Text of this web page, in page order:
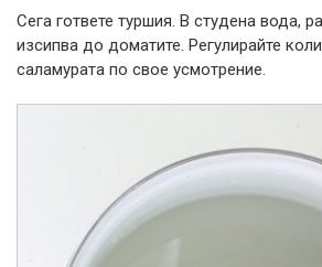
Сега гответе туршия. В студена вода,
изсипва до доматите. Регулирайте
саламурата по свое усмотрение.